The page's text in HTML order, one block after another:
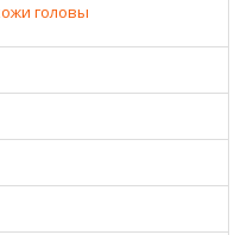
головы